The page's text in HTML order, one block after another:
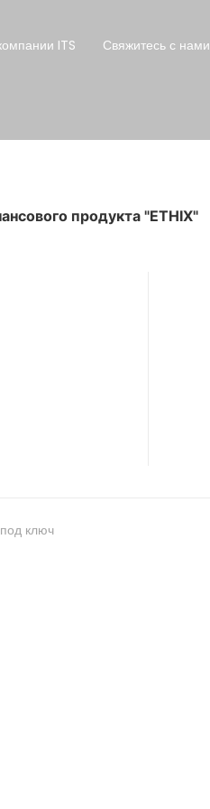
ITS Свяжитесь с нами
продукта "ETHIX"
ключ